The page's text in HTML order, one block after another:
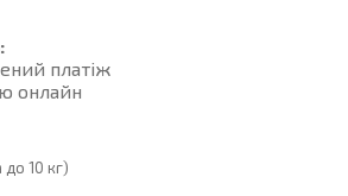
платiж
онлайн
до 10 кг)